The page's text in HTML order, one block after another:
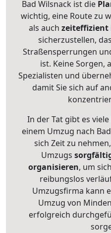
Bad Wilsnack ist die
wichtig, eine Route zu
als auch zeiteffizient
sicherzustellen,
Straßensperrungen
ist. Keine Sorgen,
Spezialisten und
damit Sie sich auf
In der Tat gibt es
einem Umzug nach
sich Zeit zu
Umzugs
organisieren, um
reibungslos
Umzugsfirma kann
Umzug von
erfolgreich